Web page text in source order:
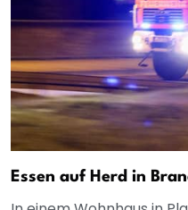
Essen auf Herd in